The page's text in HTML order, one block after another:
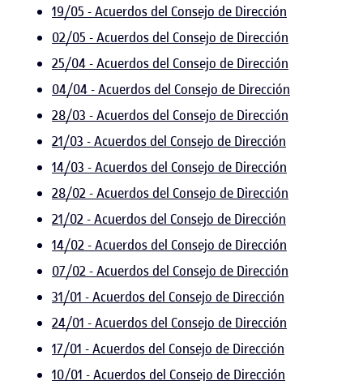
19/05 - Acuerdos del Consejo de Dirección
02/05 - Acuerdos del Consejo de Dirección
25/04 - Acuerdos del Consejo de Dirección
04/04 - Acuerdos del Consejo de Dirección
28/03 - Acuerdos del Consejo de Dirección
21/03 - Acuerdos del Consejo de Dirección
14/03 - Acuerdos del Consejo de Dirección
28/02 - Acuerdos del Consejo de Dirección
21/02 - Acuerdos del Consejo de Dirección
14/02 - Acuerdos del Consejo de Dirección
07/02 - Acuerdos del Consejo de Dirección
31/01 - Acuerdos del Consejo de Dirección
24/01 - Acuerdos del Consejo de Dirección
17/01 - Acuerdos del Consejo de Dirección
10/01 - Acuerdos del Consejo de Dirección